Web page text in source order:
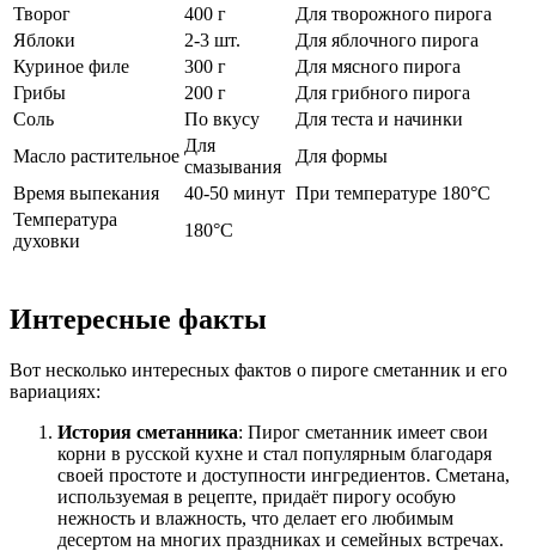
Творог
400 г
Для творожного пирога
Яблоки
2-3 шт.
Для яблочного пирога
Куриное филе
300 г
Для мясного пирога
Грибы
200 г
Для грибного пирога
Соль
По вкусу
Для теста и начинки
Масло растительное
Для
смазывания
Для формы
Время выпекания
40-50 минут При температуре 180°C
Температура
духовки
180°C
Интересные факты
Вот несколько интересных фактов о пироге сметанник и его
вариациях:
История сметанника: Пирог сметанник имеет свои
корни в русской кухне и стал популярным благодаря
своей простоте и доступности ингредиентов. Сметана,
используемая в рецепте, придаёт пирогу особую
нежность и влажность, что делает его любимым
десертом на многих праздниках и семейных встречах.